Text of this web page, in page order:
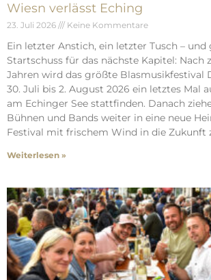
Wiesn verlässt Eching
23. Juli 2026 Keine Kommentare
Ein letzter Anstich, ein letzter Tusch –
Startschuss für das nächste Kapitel: Nach
Jahren wird das größte Blasmusikfestival
30. Juli bis 2. August 2026 ein letztes Mal
am Echinger See stattfinden. Danach
Bühnen und Bands weiter in eine neue
Festival mit frischem Wind in die Zukunft
Weiterlesen »